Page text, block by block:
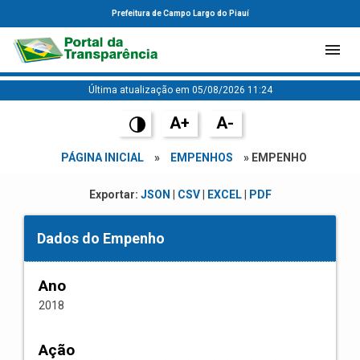
Prefeitura de Campo Largo do Piauí
Última atualização em 05/08/2026 11:24
A+ A-
PÁGINA INICIAL » EMPENHOS » EMPENHO
Exportar: JSON CSV| EXCEL| PDF
Dados do Empenho
Ano
2018
Ação